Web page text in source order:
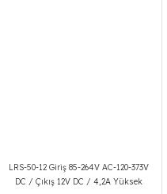
LRS-50-12 Giriş 85-264V AC-120-373V
DC / Çıkış 12V DC / 4,2A Yüksek